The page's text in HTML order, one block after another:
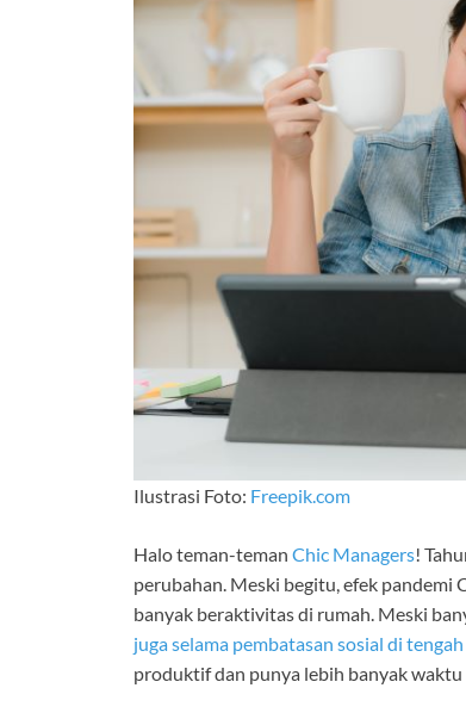
Ilustrasi Foto: Freepik.com
Halo teman-teman Chic Managers!
perubahan. Meski begitu, efek
banyak beraktivitas di rumah. Meski
juga selama pembatasan sosial di
produktif dan punya lebih banyak waktu